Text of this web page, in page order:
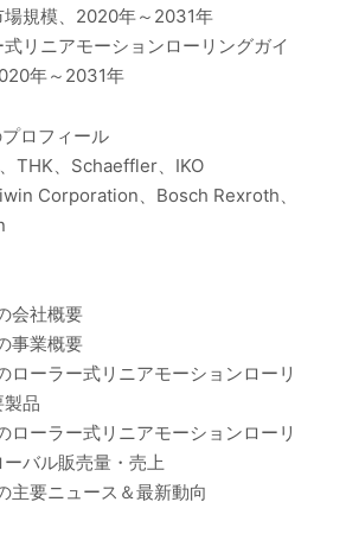
場規模、2020年～2031年
ニアモーションローリングガイ
年～2031年
ロフィール
THK、Schaeffler、IKO
Corporation、Bosch Rexroth、
社概要
業概要
ーラー式リニアモーションローリ
製品
ーラー式リニアモーションローリ
バル販売量・売上
要ニュース＆最新動向